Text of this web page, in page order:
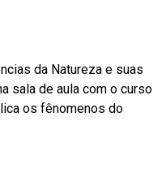
da Natureza e suas
sala de aula com o curso
os fênomenos do